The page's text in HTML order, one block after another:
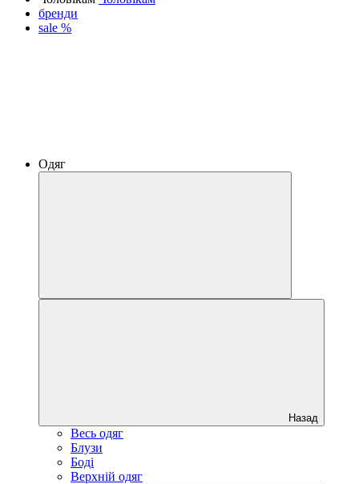
бренди
sale %
Одяг
Назад
Весь одяг
Блузи
Боді
Верхній одяг